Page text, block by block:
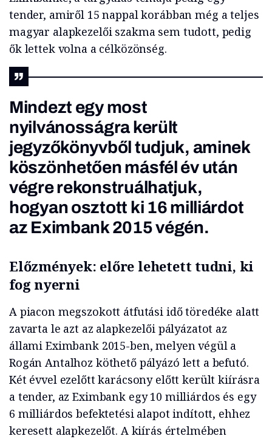
tender, amiről 15 nappal korábban még a teljes
magyar alapkezelői szakma sem tudott, pedig
ők lettek volna a célközönség.
Mindezt egy most
nyilvánosságra került
jegyzőkönyvből tudjuk, aminek
köszönhetően másfél év után
végre rekonstruálhatjuk,
hogyan osztott ki 16 milliárdot
az Eximbank 2015 végén.
Előzmények: előre lehetett tudni, ki
fog nyerni
A piacon megszokott átfutási idő töredéke alatt
zavarta le azt az alapkezelői pályázatot az
állami Eximbank 2015-ben, melyen végül a
Rogán Antalhoz köthető pályázó lett a befutó.
Két évvel ezelőtt karácsony előtt került kiírásra
a tender, az Eximbank egy 10 milliárdos és egy
6 milliárdos befektetési alapot indított, ehhez
keresett alapkezelőt. A kiírás értelmében